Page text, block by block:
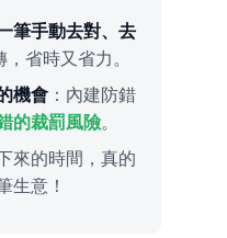
筆手動去對、去
省時又省力。
機會 ：內建防錯
的裁罰風險。
來的時間，真的
生意！